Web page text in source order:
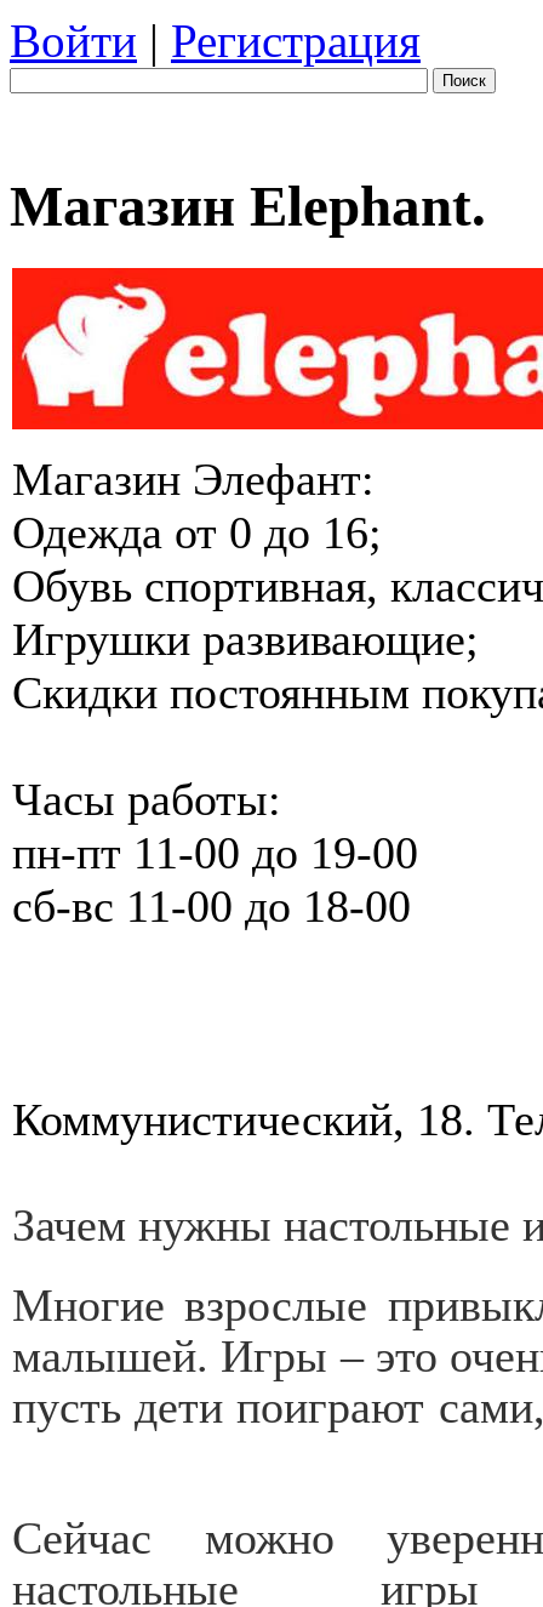
Войти | Регистрация
Поиск
Магазин Elephant.
Магазин Элефант:
Одежда от 0 до 16;
Обувь спортивная,
Игрушки развивающие;
Скидки постоянным
Часы работы:
пн-пт 11-00 до 19-00
сб-вс 11-00 до 18-00
Коммунистический, 18.
Зачем нужны настольные
Многие взрослые
малышей. Игры – это
пусть дети поиграют
Сейчас можно
настольные игры